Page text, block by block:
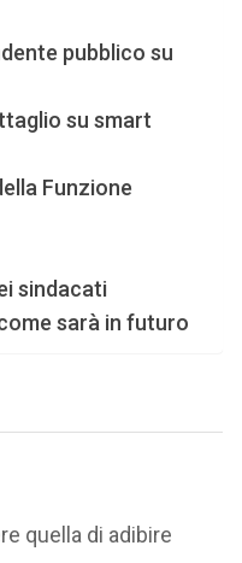
pubblico su
su smart
Funzione
sindacati
sarà in futuro
quella di adibire